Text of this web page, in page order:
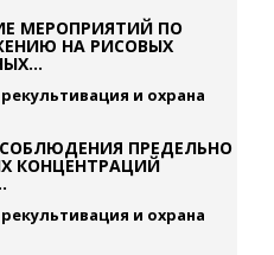
МЕРОПРИЯТИЙ ПО
НА РИСОВЫХ
и охрана
ПРЕДЕЛЬНО
КОНЦЕНТРАЦИЙ
и охрана